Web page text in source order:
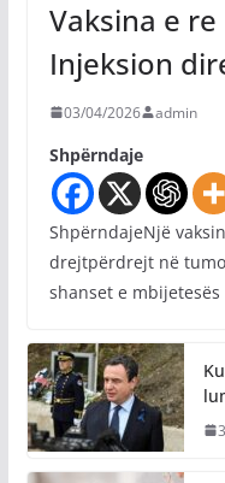
Vaksina e
Injeksion
03/04/2026 admin
Shpërndaje
ShpërndajeNjë
drejtpërdrejt në
shanset e